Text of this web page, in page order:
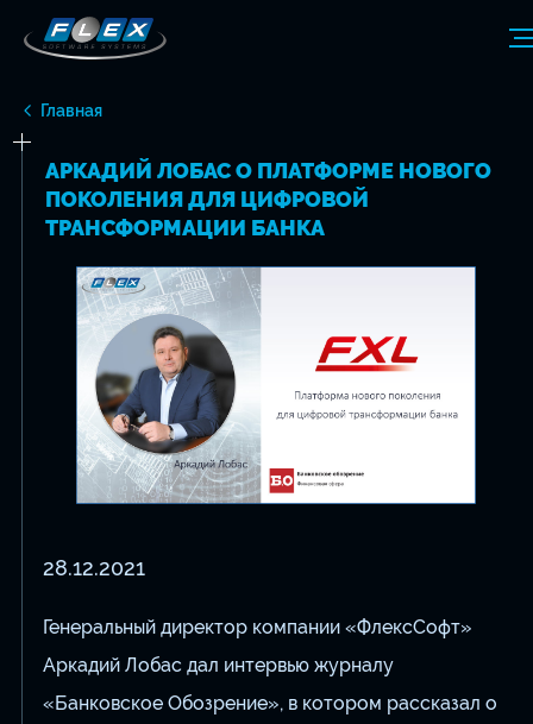
Главная
АРКАДИЙ ЛОБАС О ПЛАТФОРМЕ НОВОГО
ПОКОЛЕНИЯ ДЛЯ ЦИФРОВОЙ
ТРАНСФОРМАЦИИ БАНКА
28.12.2021
Генеральный директор компании «ФлексСофт»
Аркадий Лобас дал интервью журналу
«Банковское Обозрение», в котором рассказал о